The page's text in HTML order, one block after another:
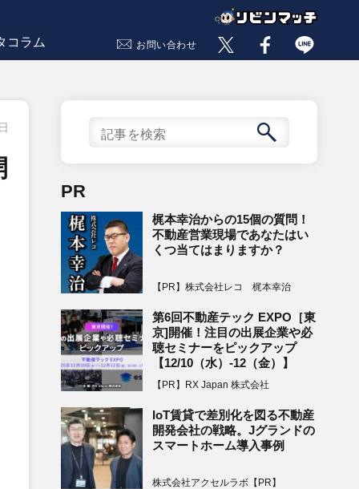
コラム お問い合わせ
PR
梶本幸治からの15個の質問！
不動産営業現場であなたはい
くつ当てはまりますか？
【PR】株式会社レコ 梶本幸治
第6回不動産テック EXPO［東
京]開催！注目の出展企業や必
聴セミナーをピックアップ
【12/10（水）-12（金）】
【PR】RX Japan 株式会社
IoT賃貸で差別化を図る不動産
開発会社の戦略。Jグランドの
スマートホーム導入事例
株式会社アクセルラボ【PR】